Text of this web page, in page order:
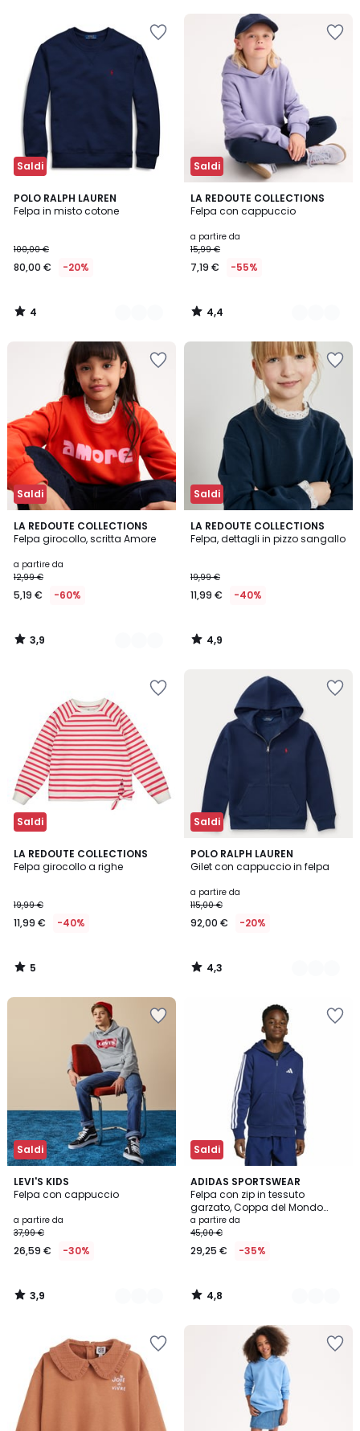
50%
sconto
applicato.
Saldi
POLO RALPH LAUREN
Felpa in misto cotone
100,00 €
80,00 € -20%
4
/
3
Colori
4
/
Saldi
LA REDOUTE COLLECTIONS
Felpa con cappuccio
a partire da
15,99 €
7,19 € -55%
4,4
/ 5
2
Colori
4,4
/
Saldi
LA REDOUTE COLLECTIONS
Felpa girocollo, scritta Amore
a partire da
12,99 €
5,19 € -60%
3,9
/ 5
2
Colori
3,9
/
Saldi
LA REDOUTE COLLECTIONS
Felpa, dettagli in pizzo sangallo
19,99 €
11,99 € -40%
4,9
/ 5
4,9
/
Saldi
LA REDOUTE COLLECTIONS
Felpa girocollo a righe
19,99 €
11,99 € -40%
5
/
5
/
Saldi
POLO RALPH LAUREN
Gilet con cappuccio in felpa
a partire da
115,00 €
92,00 € -20%
4,3
/ 5
2
Colori
4,3
/
Saldi
LEVI'S KIDS
Felpa con cappuccio
a partire da
37,99 €
26,59 € -30%
3,9
/ 5
2
Colori
3,9
/
Saldi
ADIDAS SPORTSWEAR
Felpa con zip in tessuto
garzato, Coppa del Mondo
2026
a partire da
45,00 €
29,25 € -35%
4,8
/ 5
2
Colori
4,8
/